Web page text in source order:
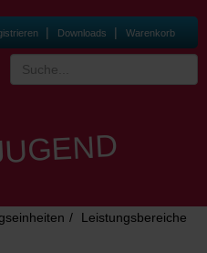
| Downloads | Warenkorb
Leistungsbereiche